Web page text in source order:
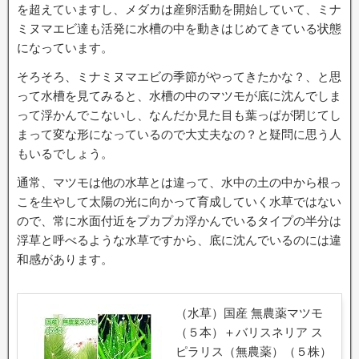
を超えていますし、メダカは産卵活動を開始していて、ミナ
ミヌマエビ達も活発に水槽の中を動きはじめてきている状態
になっています。
そろそろ、ミナミヌマエビの季節がやってきたかな？、と思
って水槽を見てみると、水槽の中のマツモが底に沈んでしま
って浮かんでこないし、なんだか見た目も葉っぱが閉じてし
まって変な形になっているので大丈夫なの？と疑問に思う人
もいるでしょう。
通常、マツモは他の水草とは違って、水中の土の中から根っ
こを生やして太陽の光に向かって育成していく水草ではない
ので、常に水面付近をプカプカ浮かんでいるタイプの半分は
浮草と呼べるような水草ですから、底に沈んでいるのには違
和感があります。
（水草）国産 無農薬マツモ
（５本）＋バリスネリア ス
ピラリス（無農薬）（５株）